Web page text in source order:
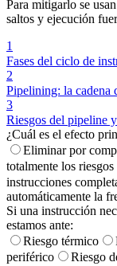
Para mitigarlo se
saltos y ejecución
1
Fases del ciclo de
2
Pipelining: la cadena
3
Riesgos del pipeline
¿Cuál es el efecto
Eliminar por
totalmente los
instrucciones
automáticamente la
Si una instrucción
estamos ante:
Riesgo térmico
periférico
Riesgo